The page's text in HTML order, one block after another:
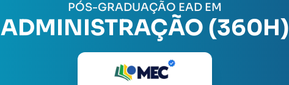
PÓS-GRADUAÇÃO EAD EM
ADMINISTRAÇÃO (360H)